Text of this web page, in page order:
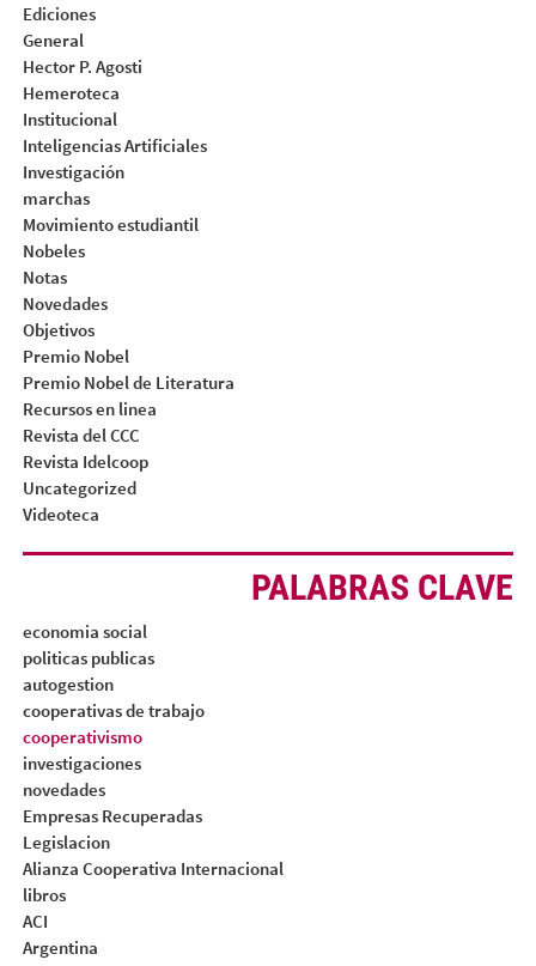
Ediciones
General
Hector P. Agosti
Hemeroteca
Institucional
Inteligencias Artificiales
Investigación
marchas
Movimiento estudiantil
Nobeles
Notas
Novedades
Objetivos
Premio Nobel
Premio Nobel de Literatura
Recursos en linea
Revista del CCC
Revista Idelcoop
Uncategorized
Videoteca
PALABRAS CLAVE
economia social
politicas publicas
autogestion
cooperativas de trabajo
cooperativismo
investigaciones
novedades
Empresas Recuperadas
Legislacion
Alianza Cooperativa Internacional
libros
ACI
Argentina